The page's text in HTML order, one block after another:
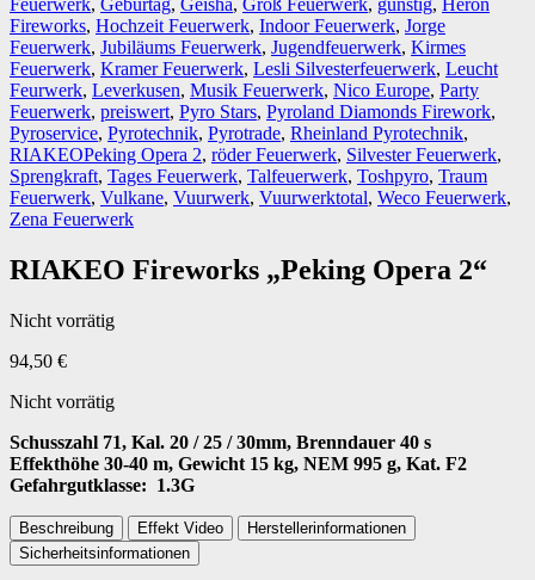
Feuerwerk, Geburtag, Geisha, Groß Feuerwerk, günstig, Heron
Fireworks, Hochzeit Feuerwerk, Indoor Feuerwerk, Jorge
Feuerwerk, Jubiläums Feuerwerk, Jugendfeuerwerk, Kirmes
Feuerwerk, Kramer Feuerwerk, Lesli Silvesterfeuerwerk, Leucht
Feurwerk, Leverkusen, Musik Feuerwerk, Nico Europe, Party
Feuerwerk, preiswert, Pyro Stars, Pyroland Diamonds Firework,
Pyroservice, Pyrotechnik, Pyrotrade, Rheinland Pyrotechnik,
RIAKEOPeking Opera 2, röder Feuerwerk, Silvester Feuerwerk,
Sprengkraft, Tages Feuerwerk, Talfeuerwerk, Toshpyro, Traum
Feuerwerk, Vulkane, Vuurwerk, Vuurwerktotal, Weco Feuerwerk,
Zena Feuerwerk
RIAKEO Fireworks „Peking Opera 2“
Nicht vorrätig
94,50 €
Nicht vorrätig
Schusszahl 71, Kal. 20 / 25 / 30mm, Brenndauer 40 s
Effekthöhe 30-40 m, Gewicht 15 kg, NEM 995 g, Kat. F2
Gefahrgutklasse: 1.3G
Beschreibung Effekt Video
Herstellerinformationen
Sicherheitsinformationen